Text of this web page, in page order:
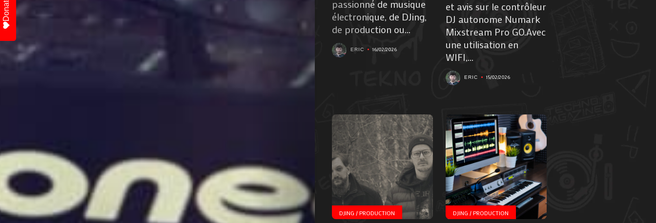
de
Nous
!
Search
passionné de musique
électronique, de DJing,
de production ou...
ERIC 16/02/2026
et avis sur le contrôleur
DJ autonome Numark
Mixstream Pro GO.Avec
une utilisation en
WIFI,...
ERIC 15/02/2026
DJING / PRODUCTION DJING / PRODUCTION
Donate